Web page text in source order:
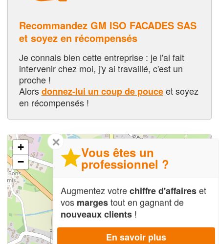
Recommandez GM ISO FACADES SAS
et soyez en récompensés
Je connais bien cette entreprise : je l'ai fait
intervenir chez moi, j'y ai travaillé, c'est un
proche !
Alorsdonnez-lui un coup de pouceet soyez
en récompensés !
+
−
✕
Vous êtes un
professionnel ?
Augmentez votrechiffre d'affaireset
vos margestout en gagnant de
nouveaux clients !
En savoir plus